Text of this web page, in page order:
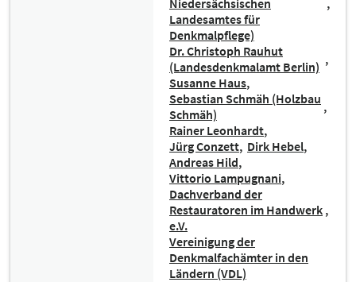
Niedersächsischen
Landesamtes für
Denkmalpflege)
Dr. Christoph Rauhut
(Landesdenkmalamt Berlin)
Susanne Haus
Sebastian Schmäh (Holzbau
Schmäh)
Rainer Leonhardt
Jürg Conzett Dirk Hebel
Andreas Hild
Vittorio Lampugnani
Dachverband der
Restauratoren im Handwerk
e.V.
Vereinigung der
Denkmalfachämter in den
Ländern (VDL)